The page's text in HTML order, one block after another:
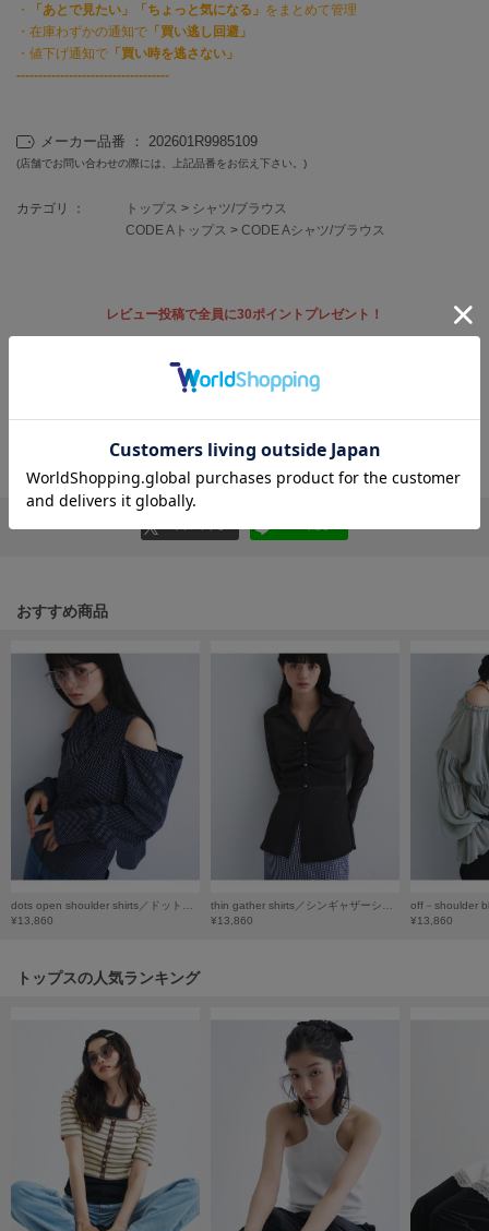
FURFUR
ファーファー
gelato pique
ジェラート ピケ
GELATO PIQUE CAT&DOG
ジェラート ピケ キャットアンドドッグ
GRAMICCI
HUNTER
KEEN
キーン
ル
le coq sportif
LILY BROWN Lingerie
リリーブラウンランジェリー
LITTLE UNION TOKYO
リトルユニオン トウキョウ
・ 「あとで見たい」「ちょっと気になる」 をまとめて管理
・在庫わずかの通知で 「買い逃し回避」
・値下げ通知で 「買い時を逃さない」
-----------------------------------
メーカー品番 ： 202601R9985109
(店舗でお問い合わせの際には、上記品番をお伝え下さい。)
カテゴリ ： トップス > シャツ/ブラウス
CODE Aトップス > CODE Aシャツ/ブラウス
レビュー投稿で全員に30ポイントプレゼント！
レビューはマイページのご注文履歴から投稿いただけます
返品・キャンセルについて
おすすめ商品
¥13,860
¥13,860
¥13,860
トップスの人気ランキング